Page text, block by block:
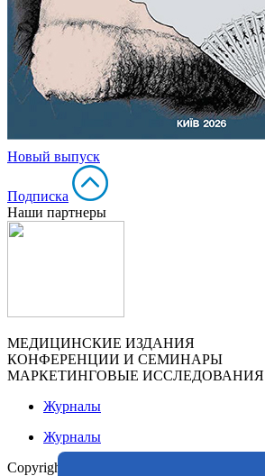
Новый выпуск
Подписка
Наши партнеры
МЕДИЦИНСКИЕ ИЗДАНИЯ
КОНФЕРЕНЦИИ И СЕМИНАРЫ
МАРКЕТИНГОВЫЕ ИССЛЕДОВАНИЯ
Журналы
Журналы
Copyright© 2013-2026